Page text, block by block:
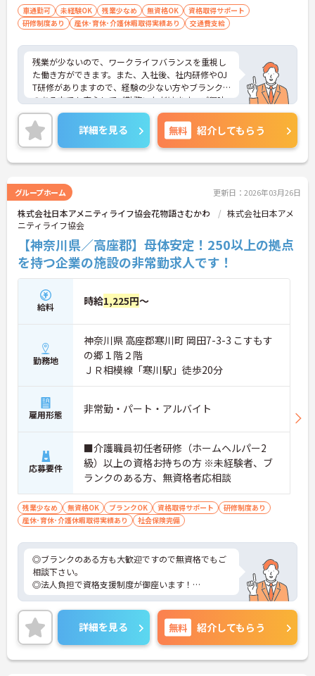
車通勤可 未経験OK 残業少なめ 無資格OK
資格取得サポート
研修制度あり
産休･育休･介護休暇取得実績あり 交通費支給
残業が少ないので、ワークライフバランスを重視し
た働き方ができます。また、入社後、社内研修やOJ
T研修がありますので、経験の少ない方やブランク
のある方でも安心してご勤務いただけます。ご興味
ある方には、面接のポイントなど、さらに詳細をお
話致しますのでお気軽にご相談ください。
詳細を見る 無料 紹介してもらう
グループホーム 更新日：2026年03月26日
株式会社日本アメニティライフ協会花物語さむかわ
株式会社日本アメ
ニティライフ協会
【神奈川県／高座郡】母体安定！250以上の拠点
を持つ企業の施設の非常勤求人です！
給料 時給1,225円～
勤務地
神奈川県 高座郡寒川町 岡田7-3-3 こすもす
の郷１階２階
ＪＲ相模線「寒川駅」徒歩20分
雇用形態 非常勤・パート・アルバイト
応募要件
■介護職員初任者研修（ホームヘルパー2
級）以上の資格お持ちの方 ※未経験者、ブ
ランクのある方、無資格者応相談
残業少なめ 無資格OK ブランクOK 資格取得サポート
研修制度あり
産休･育休･介護休暇取得実績あり
社会保険完備
◎ブランクのある方も大歓迎ですので無資格でもご
相談下さい。
◎法人負担で資格支援制度が御座います！
利用者様には「安全・安心・清潔をベースに笑顔の
ある生活」の提供を目指し、働くスタッフが「職場
の風通しが良く、自分の働きがきちんと評価されて
いる」と実感できる環境づくりに取り組んでいま
す。
詳細を見る 無料 紹介してもらう